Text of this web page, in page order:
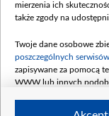
Na rodzinnym zdjęciu
siebie! A także swoją
bardzo prosta) i
mierzenia ich
także zgody na
Twoje dane osobowe
poszczególnych serwisów
zapisywane za pomocą
WWW lub innych